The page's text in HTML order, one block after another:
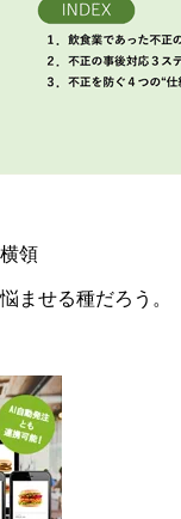
領
ませる種だろう。